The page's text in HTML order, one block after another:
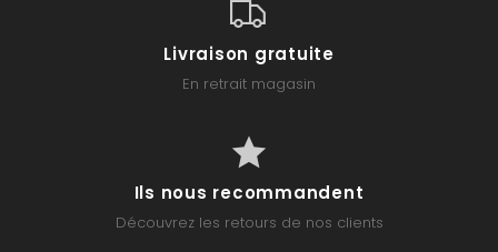
Livraison gratuite
En retrait magasin
Ils nous recommandent
Découvrez les retours de nos clients